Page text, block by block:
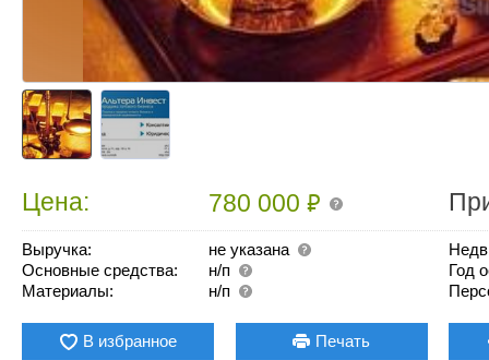
Цена: 780 000₽
Выручка:
не указана
Основные средства:
н/п
Материалы:
н/п
Год
В избранное Печать